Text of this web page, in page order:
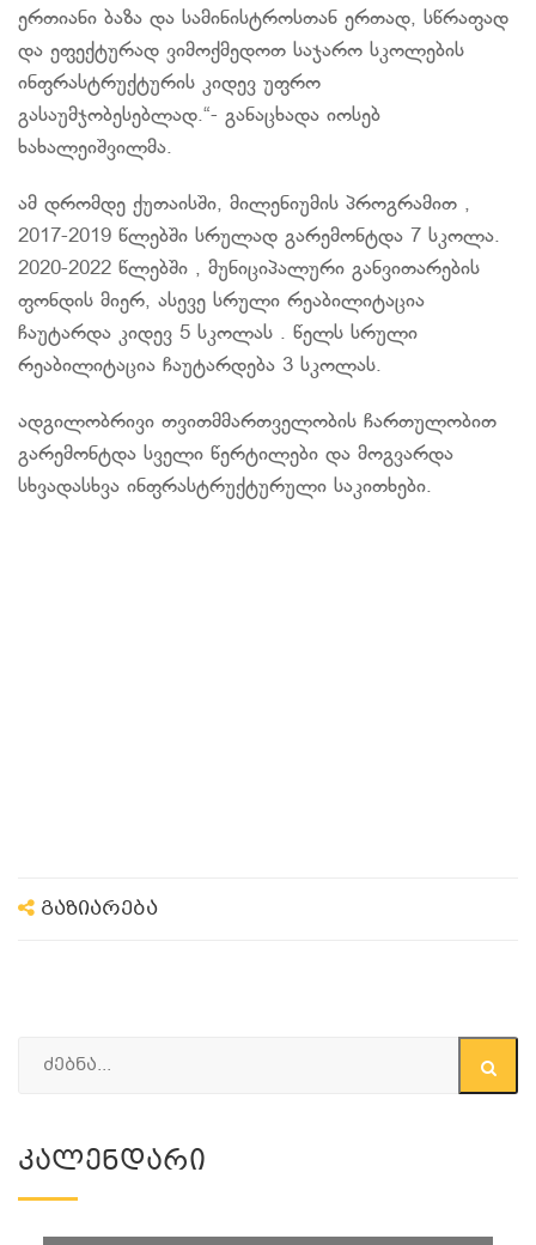
ერთიანი ბაზა და სამინისტროსთან ერთად, სწრაფად
და ეფექტურად ვიმოქმედოთ საჯარო სკოლების
ინფრასტრუქტურის კიდევ უფრო
გასაუმჯობესებლად.“- განაცხადა იოსებ
ხახალეიშვილმა.
ამ დრომდე ქუთაისში, მილენიუმის პროგრამით ,
2017-2019 წლებში სრულად გარემონტდა 7 სკოლა.
2020-2022 წლებში , მუნიციპალური განვითარების
ფონდის მიერ, ასევე სრული რეაბილიტაცია
ჩაუტარდა კიდევ 5 სკოლას . წელს სრული
რეაბილიტაცია ჩაუტარდება 3 სკოლას.
ადგილობრივი თვითმმართველობის ჩართულობით
გარემონტდა სველი წერტილები და მოგვარდა
სხვადასხვა ინფრასტრუქტურული საკითხები.
გაზიარება
Კალენდარი